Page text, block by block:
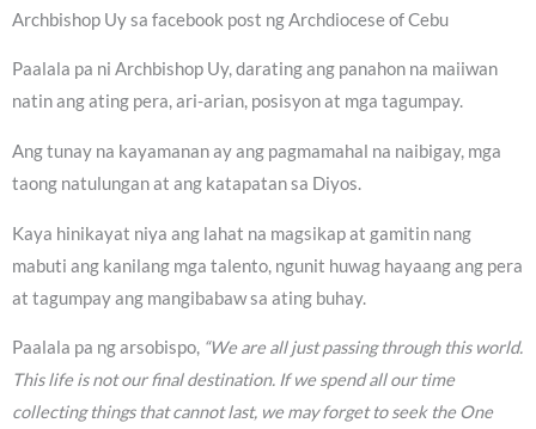
Archbishop Uy sa facebook post ng Archdiocese of Cebu
Paalala pa ni Archbishop Uy, darating ang panahon na maiiwan
natin ang ating pera, ari-arian, posisyon at mga tagumpay.
Ang tunay na kayamanan ay ang pagmamahal na naibigay, mga
taong natulungan at ang katapatan sa Diyos.
Kaya hinikayat niya ang lahat na magsikap at gamitin nang
mabuti ang kanilang mga talento, ngunit huwag hayaang ang pera
at tagumpay ang mangibabaw sa ating buhay.
Paalala pa ng arsobispo, “We are all just passing through this world.
This life is not our final destination. If we spend all our time
collecting things that cannot last, we may forget to seek the One